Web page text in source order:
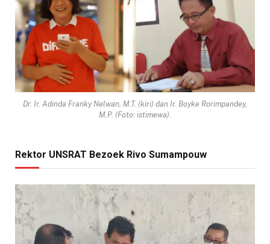
Dr. Ir. Adinda Franky Nelwan, M.T. (kiri) dan Ir. Boyke Rorimpandey,
M.P. (Foto: istimewa).
Rektor UNSRAT Bezoek Rivo Sumampouw